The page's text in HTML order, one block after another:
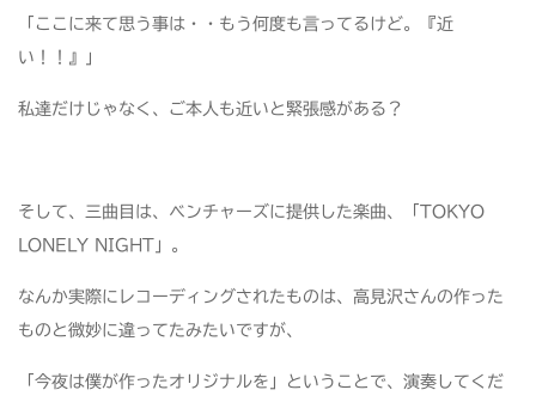
「ここに来て思う事は・・もう何度も言ってるけど。『近
い！！』」
私達だけじゃなく、ご本人も近いと緊張感がある？
そして、三曲目は、ベンチャーズに提供した楽曲、「TOKYO
LONELY NIGHT」。
なんか実際にレコーディングされたものは、高見沢さんの作った
ものと微妙に違ってたみたいですが、
「今夜は僕が作ったオリジナルを」ということで、演奏してくだ